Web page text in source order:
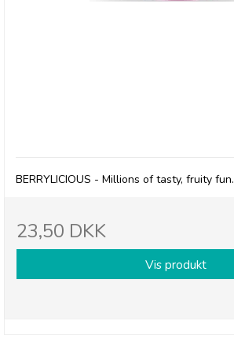
BERRYLICIOUS - Millions of tasty, fruity fun.
23,50 DKK
Vis produkt